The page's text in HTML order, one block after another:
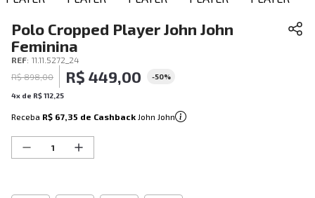
Polo Cropped Player John John
Feminina
REF: 11.11.5272_24
R$ 898,00 R$ 449,00 -50%
4x de R$112 25
Receba R$ 67,35 de Cashback John John